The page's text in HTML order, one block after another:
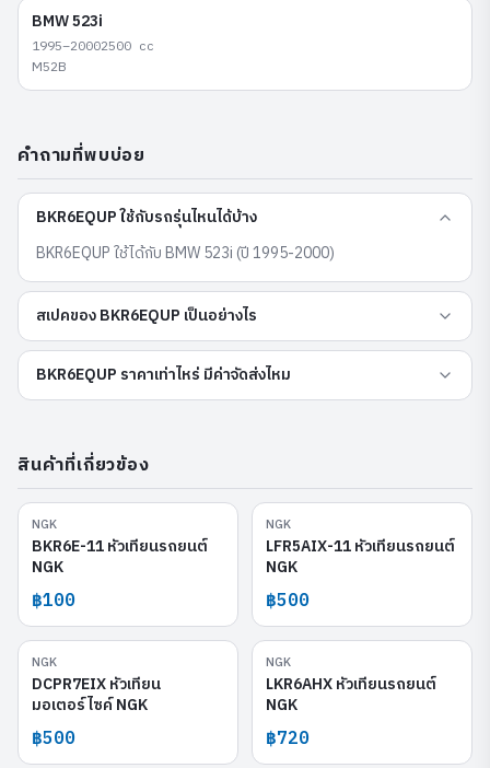
BMW523i
1995–20002500 cc
M52B
คำถามที่พบบ่อย
BKR6EQUP ใช้กับรถรุ่นไหนได้บ้าง
BKR6EQUP ใช้ได้กับ BMW 523i (ปี 1995-2000)
สเปคของ BKR6EQUP เป็นอย่างไร
BKR6EQUP ราคาเท่าไหร่ มีค่าจัดส่งไหม
สินค้าที่เกี่ยวข้อง
NGK
BKR6E-11 หัวเทียนรถยนต์
NGK
฿100
NGK
LFR5AIX-11 หัวเทียนรถยนต์
NGK
฿500
NGK
DCPR7EIX หัวเทียน
มอเตอร์ไซค์ NGK
฿500
NGK
LKR6AHX หัวเทียนรถยนต์
NGK
฿720